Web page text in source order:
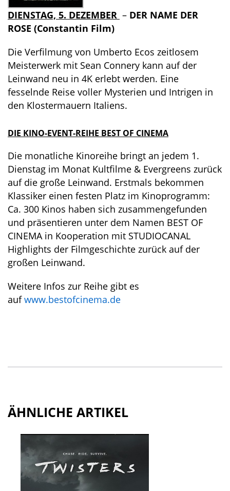
DIENSTAG, 5. DEZEMBER – DER NAME DER
ROSE (Constantin Film)
Die Verfilmung von Umberto Ecos zeitlosem
Meisterwerk mit Sean Connery kann auf der
Leinwand neu in 4K erlebt werden. Eine
fesselnde Reise voller Mysterien und Intrigen in
den Klostermauern Italiens.
DIE KINO-EVENT-REIHE BEST OF CINEMA
Die monatliche Kinoreihe bringt an jedem 1.
Dienstag im Monat Kultfilme & Evergreens zurück
auf die große Leinwand. Erstmals bekommen
Klassiker einen festen Platz im Kinoprogramm:
Ca. 300 Kinos haben sich zusammengefunden
und präsentieren unter dem Namen BEST OF
CINEMA in Kooperation mit STUDIOCANAL
Highlights der Filmgeschichte zurück auf der
großen Leinwand.
Weitere Infos zur Reihe gibt es
aufwww.bestofcinema.de
ÄHNLICHE ARTIKEL